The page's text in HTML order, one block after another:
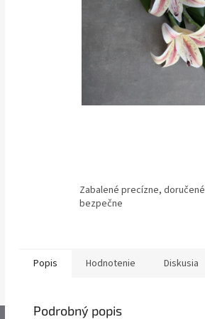
Zabalené precízne, doručené
bezpečne
Popis Hodnotenie Diskusia
Podrobný popis